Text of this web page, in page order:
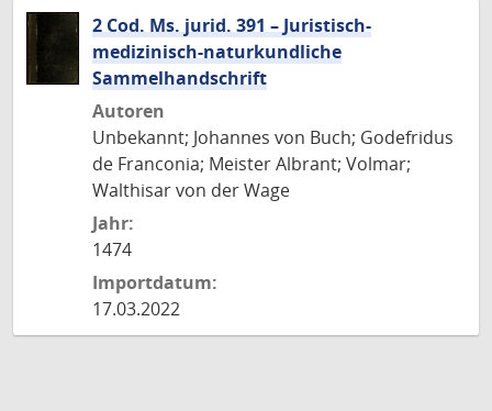
2 Cod. Ms. jurid. 391 – Juristisch-
medizinisch-naturkundliche
Sammelhandschrift
Autoren
Unbekannt; Johannes von Buch; Godefridus
de Franconia; Meister Albrant; Volmar;
Walthisar von der Wage
Jahr:
1474
Importdatum:
17.03.2022